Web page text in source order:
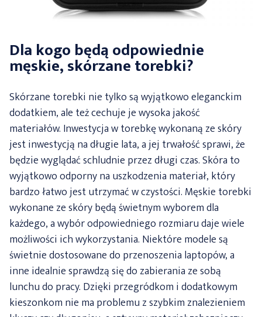
Dla kogo będą odpowiednie
męskie, skórzane torebki?
Skórzane torebki nie tylko są wyjątkowo eleganckim
dodatkiem, ale też cechuje je wysoka jakość
materiałów. Inwestycja w torebkę wykonaną ze skóry
jest inwestycją na długie lata, a jej trwałość sprawi, że
będzie wyglądać schludnie przez długi czas. Skóra to
wyjątkowo odporny na uszkodzenia materiał, który
bardzo łatwo jest utrzymać w czystości. Męskie torebki
wykonane ze skóry będą świetnym wyborem dla
każdego, a wybór odpowiedniego rozmiaru daje wiele
możliwości ich wykorzystania. Niektóre modele są
świetnie dostosowane do przenoszenia laptopów, a
inne idealnie sprawdzą się do zabierania ze sobą
lunchu do pracy. Dzięki przegródkom i dodatkowym
kieszonkom nie ma problemu z szybkim znalezieniem